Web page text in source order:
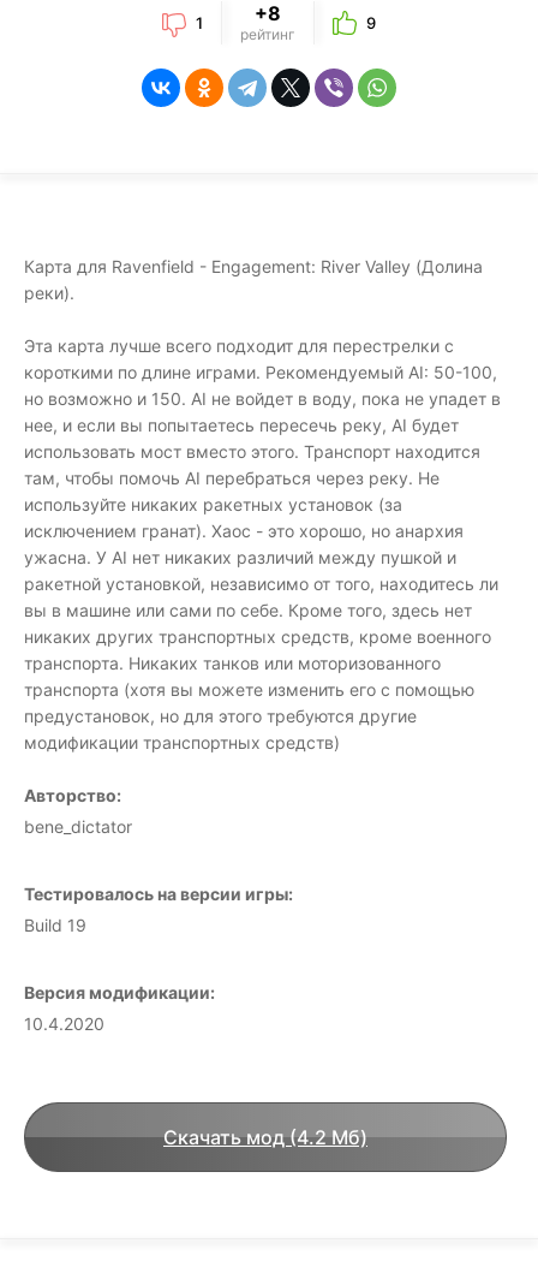
1 +8
рейтинг
9
Карта для Ravenfield - Engagement: River Valley (Долина
реки).
Эта карта лучше всего подходит для перестрелки с
короткими по длине играми. Рекомендуемый AI: 50-100,
но возможно и 150. AI не войдет в воду, пока не упадет в
нее, и если вы попытаетесь пересечь реку, AI будет
использовать мост вместо этого. Транспорт находится
там, чтобы помочь AI перебраться через реку. Не
используйте никаких ракетных установок (за
исключением гранат). Хаос - это хорошо, но анархия
ужасна. У AI нет никаких различий между пушкой и
ракетной установкой, независимо от того, находитесь ли
вы в машине или сами по себе. Кроме того, здесь нет
никаких других транспортных средств, кроме военного
транспорта. Никаких танков или моторизованного
транспорта (хотя вы можете изменить его с помощью
предустановок, но для этого требуются другие
модификации транспортных средств)
Авторство:
bene_dictator
Тестировалось на версии игры:
Build 19
Версия модификации:
10.4.2020
Скачать мод (4.2 Мб)